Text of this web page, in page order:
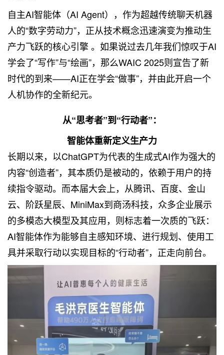
自主AI智能体（AI Agent），作为超越传统聊天机器
人的“数字劳动力”，正从技术概念迅速演变为推动生
产力飞跃的核心引擎 。如果说过去几年我们惊叹于AI
学会了“写作”与“绘画”，那么WAIC 2025则宣告了新
时代的到来——AI正在学会“做事”，并由此开启一个
人机协作的全新纪元。
从“思考者”到“行动者”：
智能体重新定义生产力
长期以来，以ChatGPT为代表的生成式AI作为强大的
内容“创造者”，其本质仍是被动的，依赖于用户的持
续指令驱动。而本届大会上，从腾讯、百度、金山
云、阶跃星辰、MiniMax到商汤科技，众多企业展示
的多模态大模型及其应用，则标志着一次质的飞跃：
AI智能体作为能够自主感知环境、进行规划、使用工
具并采取行动以实现目标的“行动者”，正走向前台。